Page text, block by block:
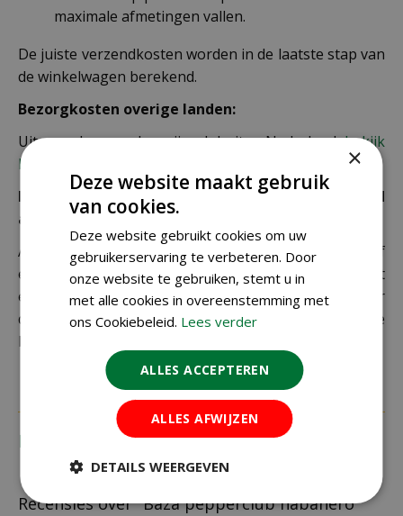
maximale afmetingen vallen.
De juiste verzendkosten worden in de laatste stap van
de winkelwagen berekend.
Bezorgkosten overige landen:
Uiteraard verzenden wij ook buiten Nederland,bekijk
hier de verzendkosten.
Let op: extra kosten bij niet ophalen of verkeerd
adres
Als je je pakket niet ophaalt bij een PostNL-punt of
een verkeerd afleveradres invult, zijn wij genoodzaakt
extra kosten in rekening te brengen. Controleer
daarom altijd goed je adresgegevens voordat je je
bestelling plaatst.
Recensies
Recensies over "Baza pepperclub habanero
×
Deze website maakt gebruik
van cookies.
Deze website gebruikt cookies om uw
gebruikerservaring te verbeteren. Door
onze website te gebruiken, stemt u in
met alle cookies in overeenstemming met
ons Cookiebeleid. Lees verder
ALLES ACCEPTEREN
ALLES AFWIJZEN
DETAILS WEERGEVEN